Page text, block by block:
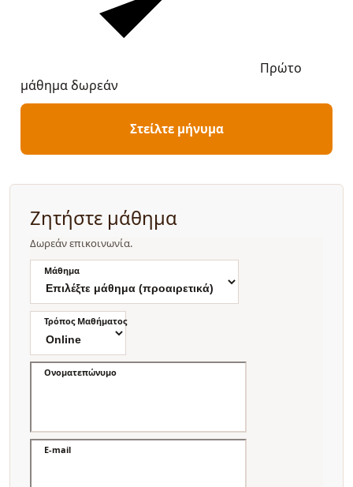
Πρώτο
μάθημα δωρεάν
Στείλτε μήνυμα
Ζητήστε μάθημα
Δωρεάν επικοινωνία.
Μάθημα
Τρόπος Μαθήματος
Ονοματεπώνυμο
E-mail